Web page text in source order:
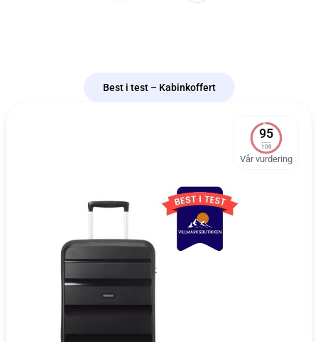
Best i test – Kabinkoffert
95
100
Vår vurdering